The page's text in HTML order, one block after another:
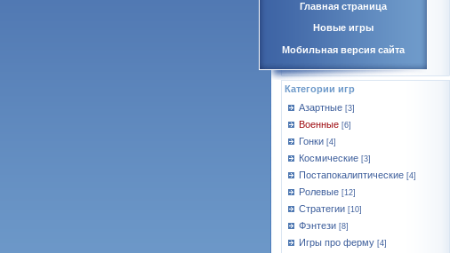
Главная страница
Новые игры
Мобильная версия сайта
Категории игр
Азартные [3]
Военные [6]
Гонки [4]
Космические [3]
Постапокалиптические [4]
Ролевые [12]
Стратегии [10]
Фэнтези [8]
Игры про ферму [4]